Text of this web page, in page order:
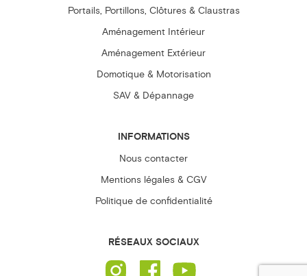
Portails, Portillons, Clôtures & Claustras
Aménagement Intérieur
Aménagement Extérieur
Domotique & Motorisation
SAV & Dépannage
INFORMATIONS
Nous contacter
Mentions légales & CGV
Politique de confidentialité
RÉSEAUX SOCIAUX